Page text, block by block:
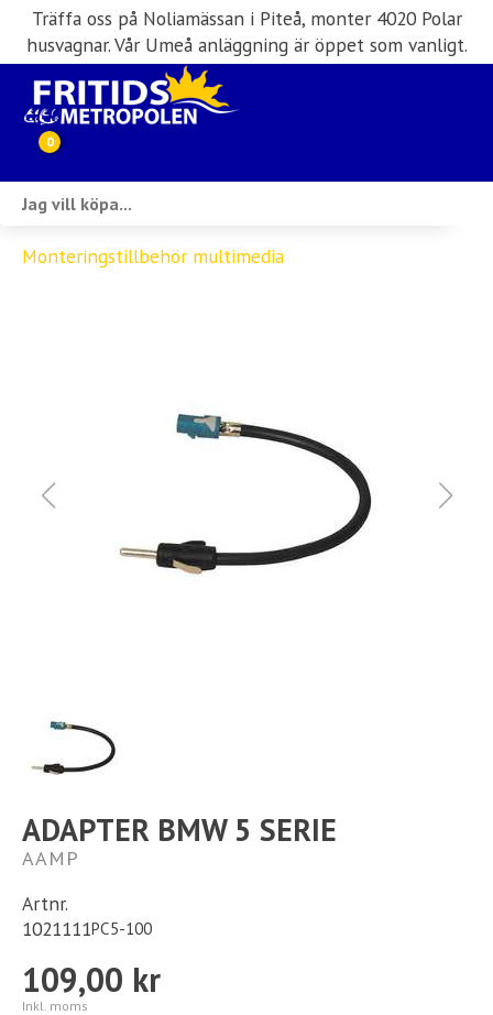
Träffa oss på Noliamässan i Piteå, monter 4020 Polar
husvagnar. Vår Umeå anläggning är öppet som vanligt.
0
Verkstad
Monteringstillbehör multimedia
ADAPTER BMW 5 SERIE
AAMP
Artnr.
1021111PC5-100
109,00 kr
Inkl. moms